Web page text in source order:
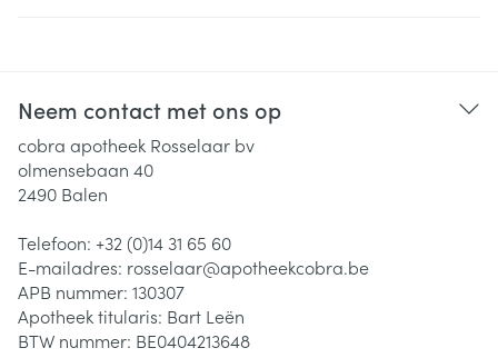
Neem contact met ons op
cobra apotheek Rosselaar bv
olmensebaan 40
2490 Balen
Telefoon: +32 (0)14 31 65 60
E-mailadres: rosselaar@apotheekcobra.be
APB nummer: 130307
Apotheek titularis: Bart Leën
BTW nummer: BE0404213648